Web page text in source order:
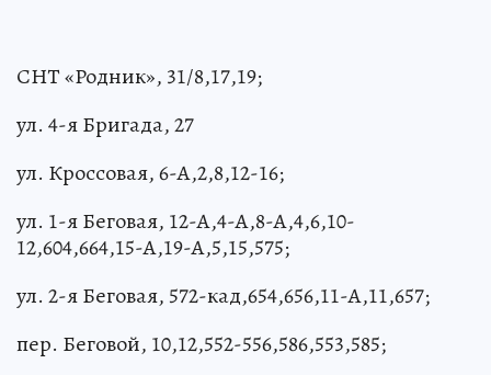
СНТ «Родник», 31/8,17,19;
ул. 4-я Бригада, 27
ул. Кроссовая, 6-А,2,8,12-16;
ул. 1-я Беговая, 12-А,4-А,8-А,4,6,10-
12,604,664,15-А,19-А,5,15,575;
ул. 2-я Беговая, 572-кад,654,656,11-А,11,657;
пер. Беговой, 10,12,552-556,586,553,585;